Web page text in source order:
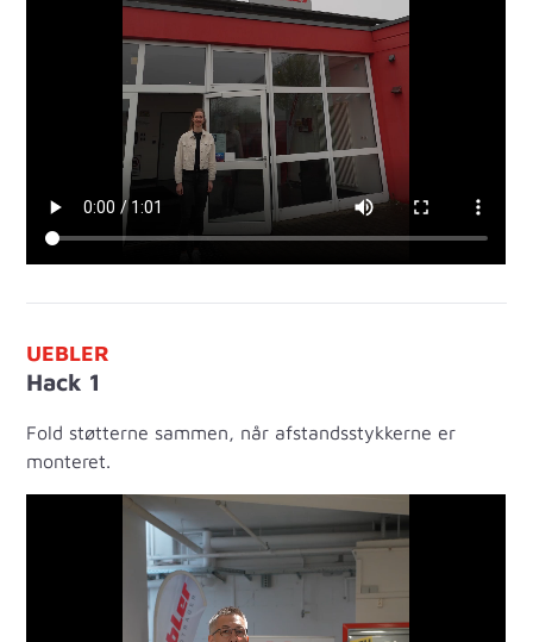
UEBLER
Hack 1
Fold støtterne sammen, når afstandsstykkerne er
monteret.